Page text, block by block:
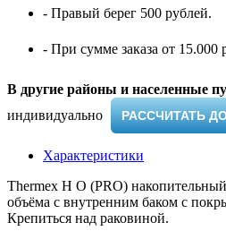
- Правый берег 500 рублей.
- При сумме заказа от 15.000
В другие районы и населенные
индивидуально ​
РАССЧИТАТЬ
Характеристики
Thermex H O (PRO)
объёма с внутренним баком с
Крепиться над раковиной.